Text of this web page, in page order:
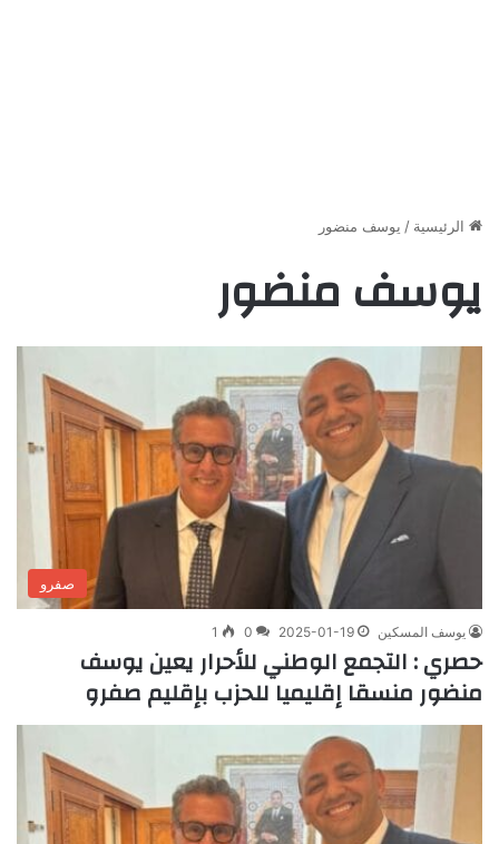
الرئيسية / يوسف منضور
يوسف منضور
صفرو
يوسف المسكين 2025-01-19
0
1
حصري : التجمع الوطني للأحرار يعين يوسف
منضور منسقا إقليميا للحزب بإقليم صفرو